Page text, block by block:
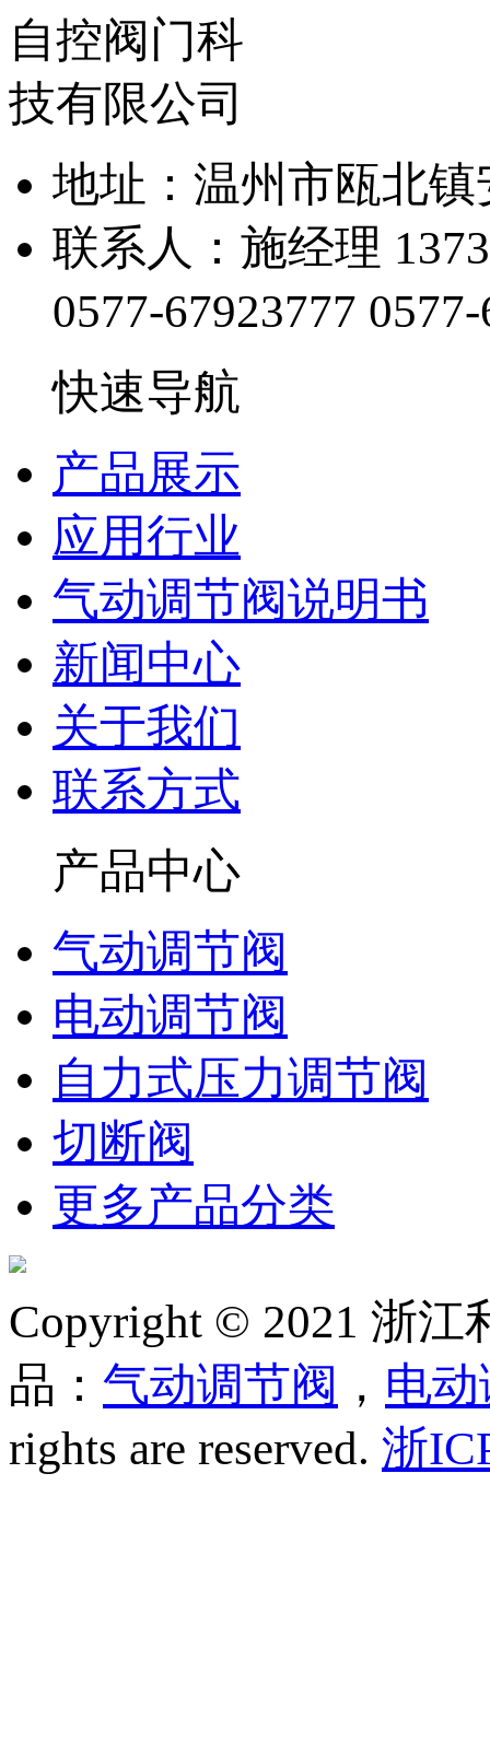
地址：温州市瓯北
联系人：施经理
0577-67923777
快速导航
产品展示
应用行业
气动调节阀说明书
新闻中心
关于我们
联系方式
产品中心
气动调节阀
电动调节阀
自力式压力调节阀
切断阀
更多产品分类
Copyright © 2021 浙
品： 气动调节阀 ， 电
rights are reserved. 浙